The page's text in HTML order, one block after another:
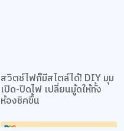
สวิตช์ไฟก็มีสไตล์ได้! DIY มุม
ห้องชิคขึ้น